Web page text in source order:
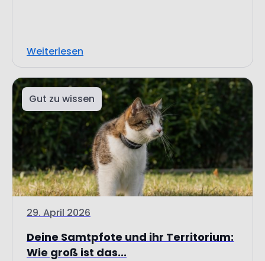
Weiterlesen
Gut zu wissen
29. April 2026
Deine Samtpfote und ihr Territorium:
Wie groß ist das...